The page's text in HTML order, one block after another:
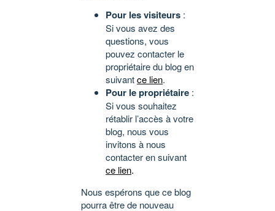
Pour les visiteurs :
Si vous avez des
questions, vous
pouvez contacter le
propriétaire du blog en
suivantce lien.
Pour le propriétaire :
Si vous souhaitez
rétablir l’accès à votre
blog, nous vous
invitons à nous
contacter en suivant
ce lien.
Nous espérons que ce blog
pourra être de nouveau